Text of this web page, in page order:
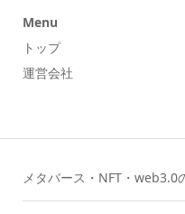
Menu
トップ
運営会社
メタバース・NFT・web3.0